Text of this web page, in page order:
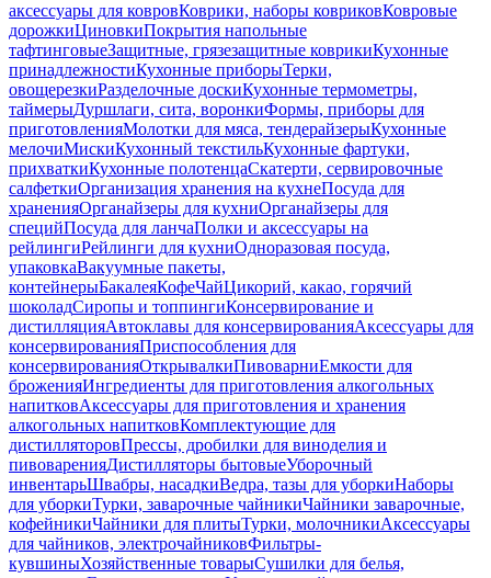
аксессуары для ковровКоврики, наборы ковриковКовровые
дорожкиЦиновкиПокрытия напольные
тафтинговыеЗащитные, грязезащитные коврикиКухонные
принадлежностиКухонные приборыТерки,
овощерезкиРазделочные доскиКухонные термометры,
таймерыДуршлаги, сита, воронкиФормы, приборы для
приготовленияМолотки для мяса, тендерайзерыКухонные
мелочиМискиКухонный текстильКухонные фартуки,
прихваткиКухонные полотенцаСкатерти, сервировочные
салфеткиОрганизация хранения на кухнеПосуда для
храненияОрганайзеры для кухниОрганайзеры для
специйПосуда для ланчаПолки и аксессуары на
рейлингиРейлинги для кухниОдноразовая посуда,
упаковкаВакуумные пакеты,
контейнерыБакалеяКофеЧайЦикорий, какао, горячий
шоколадСиропы и топпингиКонсервирование и
дистилляцияАвтоклавы для консервированияАксессуары для
консервированияПриспособления для
консервированияОткрывалкиПивоварниЕмкости для
броженияИнгредиенты для приготовления алкогольных
напитковАксессуары для приготовления и хранения
алкогольных напитковКомплектующие для
дистилляторовПрессы, дробилки для виноделия и
пивоваренияДистилляторы бытовыеУборочный
инвентарьШвабры, насадкиВедра, тазы для уборкиНаборы
для уборкиТурки, заварочные чайникиЧайники заварочные,
кофейникиЧайники для плитыТурки, молочникиАксессуары
для чайников, электрочайниковФильтры-
кувшиныХозяйственные товарыСушилки для белья,